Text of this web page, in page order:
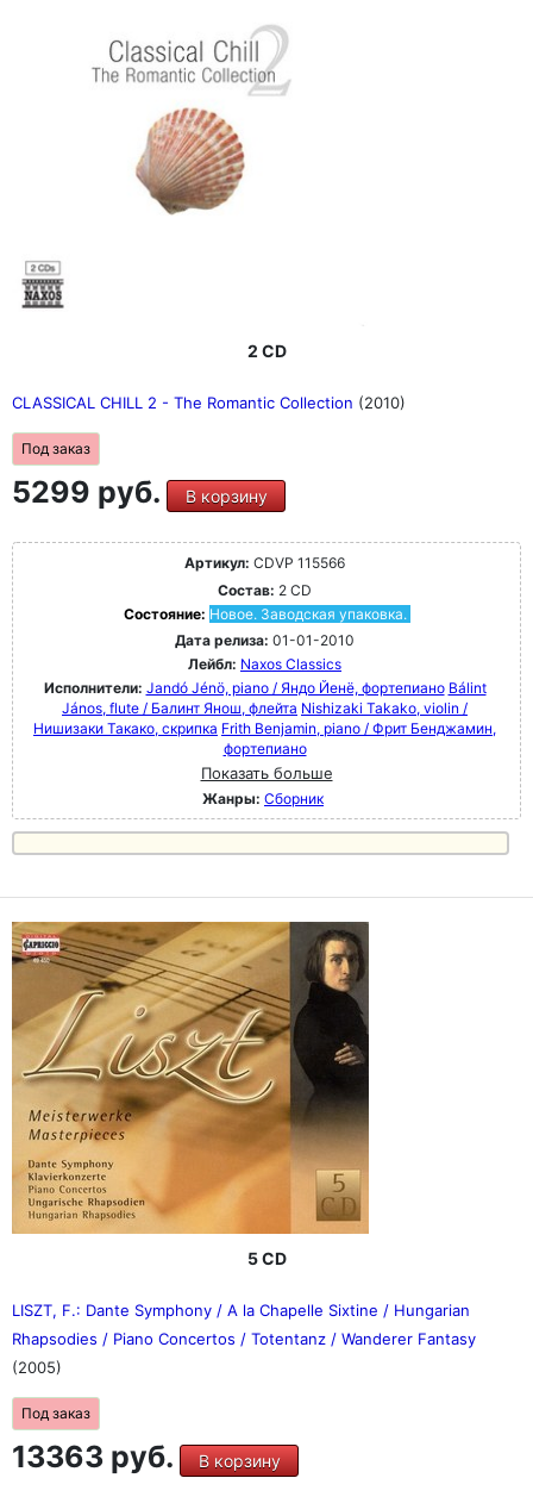
2 CD
CLASSICAL CHILL 2 - The Romantic Collection (2010)
Под заказ
5299 руб. В корзину
Артикул: CDVP 115566
Состав: 2 CD
Состояние: Новое. Заводская упаковка.
Дата релиза: 01-01-2010
Лейбл: Naxos Classics
Исполнители: Jandó Jénö, piano / Яндо Йенё, фортепиано Bálint
János, flute / Балинт Янош, флейта Nishizaki Takako, violin /
Нишизаки Такако, скрипка Frith Benjamin, piano / Фрит Бенджамин,
фортепиано
Показать больше
Жанры: Сборник
5 CD
LISZT, F.: Dante Symphony / A la Chapelle Sixtine / Hungarian
Rhapsodies / Piano Concertos / Totentanz / Wanderer Fantasy
(2005)
Под заказ
13363 руб. В корзину